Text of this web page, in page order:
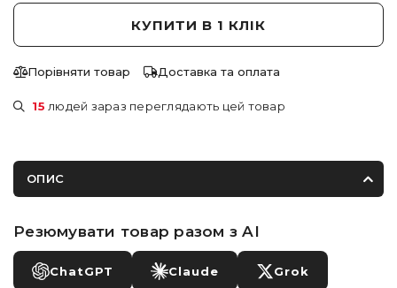
КУПИТИ В 1 КЛІК
Порівняти товар Доставка та оплата
15 людей зараз переглядають цей товар
ОПИС
Резюмувати товар разом з AI
ChatGPT Claude Grok